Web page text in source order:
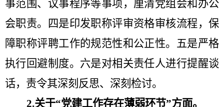
事范围、议事程序等事项，厘清党组会和办公
会职责。
四是印发职称评审资格审核流程 ，保
障职称评聘工作的规范性和公正性。 五是严格
执行回避制度。六是对相关责任人进行提醒谈
话，责令其深刻反思、深刻检讨。
2.关于“党建工作存在薄弱环节”方面。